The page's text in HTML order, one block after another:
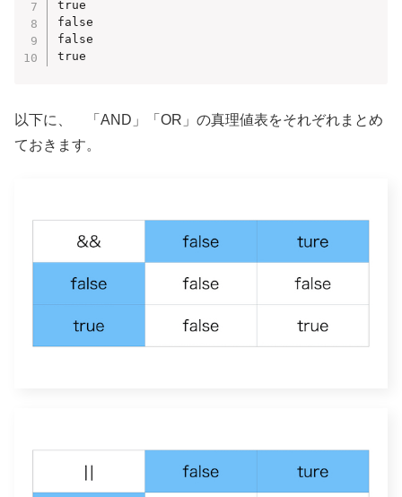
true
false
false
true
以下に、 「AND」「OR」の真理値表をそれぞれまとめ
ておきます。